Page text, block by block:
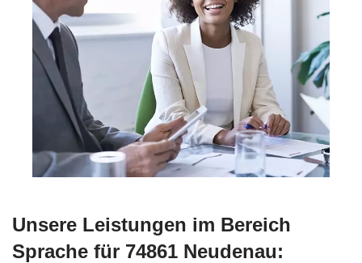
Unsere Leistungen im Bereich
Sprache für 74861 Neudenau: